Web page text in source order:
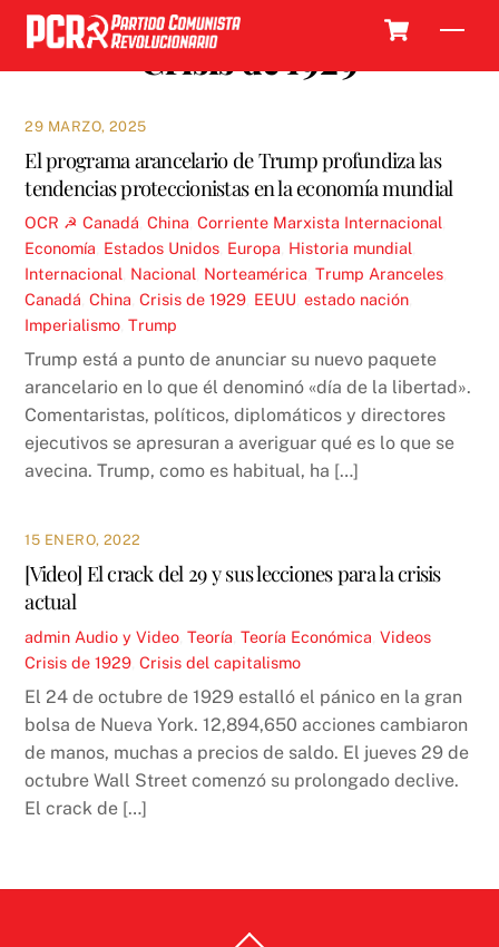
Skip
content
Crisis de 1929
29 MARZO, 2025
El programa arancelario de Trump profundiza las
tendencias proteccionistas en la economía mundial
OCR ☭ Canadá ,China ,Corriente Marxista Internacional
Economía Estados Unidos Europa Historia mundial
Internacional Nacional Norteamérica ,Trump Aranceles
Canadá ,China ,Crisis de 1929 EEUU ,estado nación
Imperialismo ,Trump
Trump está a punto de anunciar su nuevo paquete
arancelario en lo que él denominó «día de la libertad».
Comentaristas, políticos, diplomáticos y directores
ejecutivos se apresuran a averiguar qué es lo que se
avecina. Trump, como es habitual, ha […]
15 ENERO, 2022
[Video] El crack del 29 y sus lecciones para la crisis
actual
admin Audio y Video ,Teoría ,Teoría Económica ,Videos
Crisis de 1929 ,Crisis del capitalismo
El 24 de octubre de 1929 estalló el pánico en la gran
bolsa de Nueva York. 12,894,650 acciones cambiaron
de manos, muchas a precios de saldo. El jueves 29 de
octubre Wall Street comenzó su prolongado declive.
El crack de […]